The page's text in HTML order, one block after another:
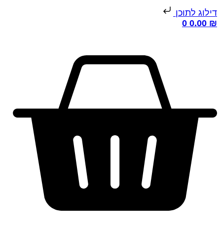
לתוכן
0.00
0